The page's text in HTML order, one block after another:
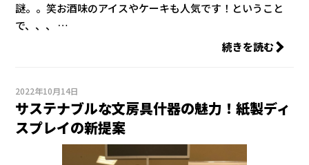
謎。。笑お酒味のアイスやケーキも人気です！ということ
で、、、 …
続きを読む
2022年10月14日
サステナブルな文房具什器の魅力！紙製ディ
スプレイの新提案